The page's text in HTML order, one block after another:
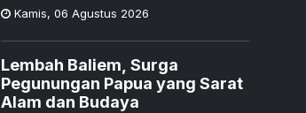
Kamis, 06 Agustus 2026
Lembah Baliem, Surga
Pegunungan Papua yang Sarat
Alam dan Budaya